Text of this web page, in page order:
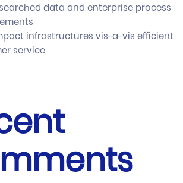
data and enterprise process
infrastructures vis-a-vis efficient
service